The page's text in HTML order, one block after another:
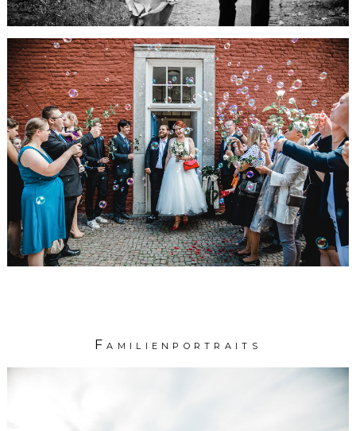
Hallo März-
Da bist du ja!
HIER GEHTS WEITER...
Familienportraits